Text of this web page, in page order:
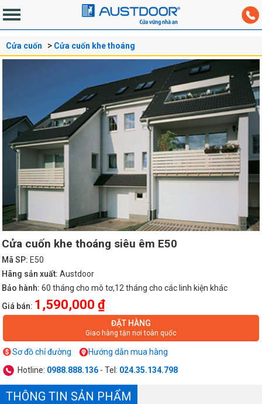
Cửa cuốn Cửa cuốn khe thoáng
Cửa cuốn khe thoáng siêu êm E50
Mã SP: E50
Hãng sản xuất: Austdoor
Bảo hành: 60 tháng cho mô tơ,12 tháng cho các linh kiện khác
Giá bán: 1,590,000 ₫
ĐẶT HÀNG
Giao hàng tận nơi toàn quốc
Sơ đồ chỉ đường
Hướng dẫn mua hàng
Hotline: 0988.888.136 - Tel: 024.35.134.798
THÔNG TIN SẢN PHẨM